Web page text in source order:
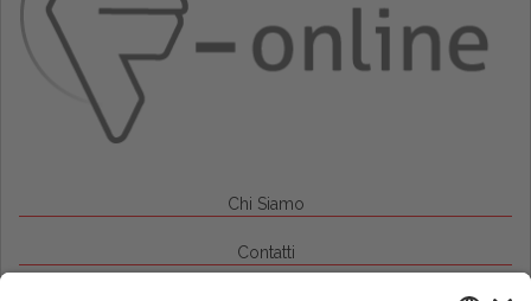
Chi Siamo
Contatti